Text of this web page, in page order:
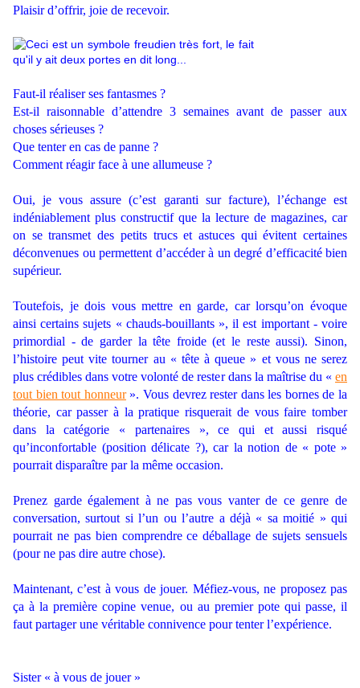
Plaisir d’offrir, joie de recevoir.
Faut-il réaliser ses fantasmes ?
Est-il raisonnable d’attendre 3 semaines avant de passer aux
choses sérieuses ?
Que tenter en cas de panne ?
Comment réagir face à une allumeuse ?
Oui, je vous assure (c’est garanti sur facture), l’échange est
indéniablement plus constructif que la lecture de magazines, car
on se transmet des petits trucs et astuces qui évitent certaines
déconvenues ou permettent d’accéder à un degré d’efficacité bien
supérieur.
Toutefois, je dois vous mettre en garde, car lorsqu’on évoque
ainsi certains sujets « chauds-bouillants », il est important - voire
primordial - de garder la tête froide (et le reste aussi). Sinon,
l’histoire peut vite tourner au « tête à queue » et vous ne serez
plus crédibles dans votre volonté de rester dans la maîtrise du « en
tout bien tout honneur». Vous devrez rester dans les bornes de la
théorie, car passer à la pratique risquerait de vous faire tomber
dans la catégorie « partenaires », ce qui et aussi risqué
qu’inconfortable (position délicate ?), car la notion de « pote »
pourrait disparaître par la même occasion.
Prenez garde également à ne pas vous vanter de ce genre de
conversation, surtout si l’un ou l’autre a déjà « sa moitié » qui
pourrait ne pas bien comprendre ce déballage de sujets sensuels
(pour ne pas dire autre chose).
Maintenant, c’est à vous de jouer. Méfiez-vous, ne proposez pas
ça à la première copine venue, ou au premier pote qui passe, il
faut partager une véritable connivence pour tenter l’expérience.
Sister « à vous de jouer »